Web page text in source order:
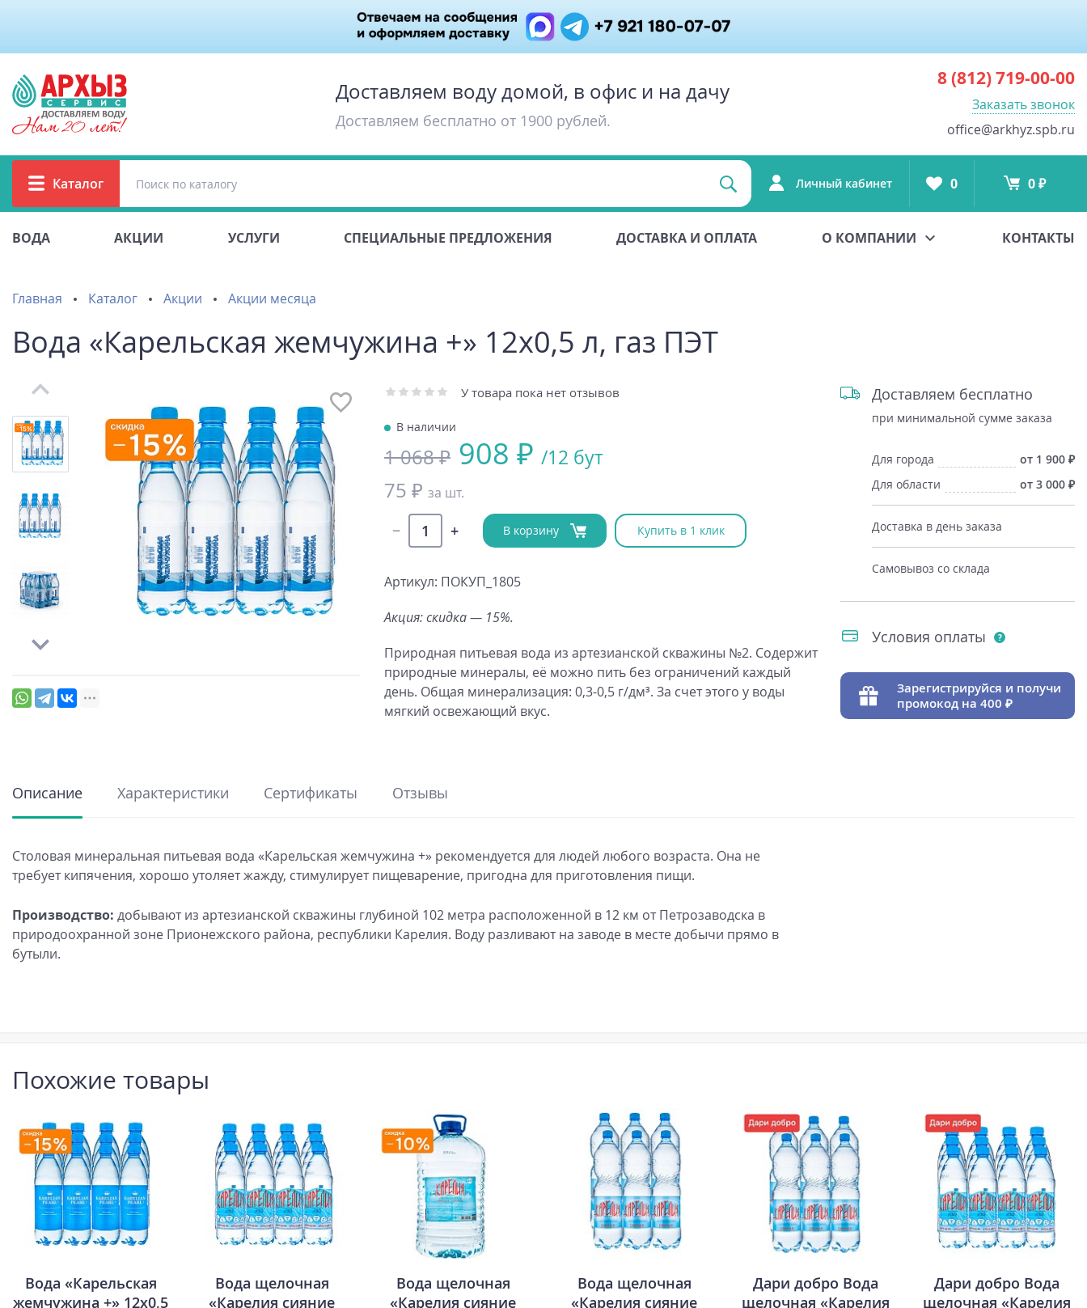
Доставляем воду домой, в офис и на дачу
Доставляем бесплатно от 1900 рублей.
8 (812)719-00-00
Заказать звонок
office@arkhyz.spb.ru
Каталог Личный кабинет 0 0 ₽
ВОДА АКЦИИ УСЛУГИ СПЕЦИАЛЬНЫЕ ПРЕДЛОЖЕНИЯ ДОСТАВКА И ОПЛАТА О КОМПАНИИ КОНТАКТЫ
Главная Каталог Акции Акции месяца
Вода «Карельская жемчужина +» 12х0,5 л, газ ПЭТ
У товара пока нет отзывов
В наличии
1 068 ₽ 908 ₽ /12 бут
75 ₽ за шт.
В корзину Купить в 1 клик
Артикул: ПОКУП_1805
Акция: скидка — 15%.
Природная питьевая вода из артезианской скважины №2. Содержит
природные минералы, её можно пить без ограничений каждый
день. Общая минерализация: 0,3-0,5 г/дм³. За счет этого у воды
мягкий освежающий вкус.
Доставляем бесплатно
при минимальной сумме заказа
Для города
от 1 900
Для области
от 3 000
Доставка в день заказа
Самовывоз со склада
Условия оплаты
Зарегистрируйся и получи
промокод на 400
Описание Характеристики Сертификаты Отзывы
Столовая минеральная питьевая вода «Карельская жемчужина +» рекомендуется для людей любого возраста. Она не
требует кипячения, хорошо утоляет жажду, стимулирует пищеварение, пригодна для приготовления пищи.
Производство: добывают из артезианской скважины глубиной 102 метра расположенной в 12 км от Петрозаводска в
природоохранной зоне Прионежского района, республики Карелия. Воду разливают на заводе в месте добычи прямо в
бутыли.
Похожие товары
Вода «Карельская
жемчужина +» 12х0,5
Вода щелочная
«Карелия сияние
Вода щелочная
«Карелия сияние
Вода щелочная
«Карелия сияние
Дари добро Вода
щелочная «Карелия
Дари добро Вода
щелочная «Карелия